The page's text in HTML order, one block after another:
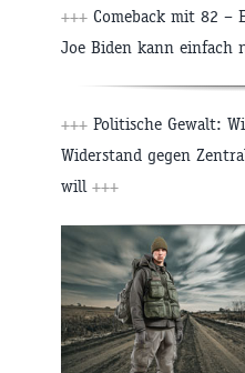
+++ Comeback mit 82 –
Joe Biden kann einfach
+++ Politische Gewalt:
Widerstand gegen
will +++